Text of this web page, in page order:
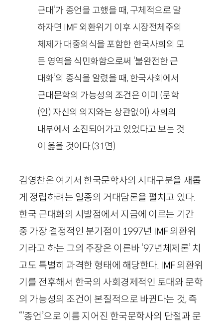
근대’가 종언을 고했을 때, 구체적으로 말
하자면 IMF외환위기 이후 시장전체주의
체제가 대중의식을 포함한 한국사회의 모
든 영역을 식민화함으로써 ‘불완전한 근
대화’의 종식을 알렸을 때, 한국사회에서
근대문학의 가능성의 조건은 이미 (문학
(인) 자신의 의지와는 상관없이) 사회의
내부에서 소진되어가고 있었다고 보는 것
이 옳을 것이다.(31면)
김영찬은 여기서 한국문학사의 시대구분을 새롭
게 정립하려는 일종의 거대담론을 펼치고 있다.
한국 근대화의 시발점에서 지금에 이르는 기간
중 가장 결정적인 분기점이 1997년 IMF외환위
기라고 하는 그의 주장은 이른바 ‘97년체제론’ 치
고도 특별히 과격한 형태에 해당한다. IMF외환위
기를 전후해서 한국의 사회경제적인 토대와 문학
의 가능성의 조건이 본질적으로 바뀐다는 것, 즉
“‘종언’으로 이름 지어진 한국문학사의 단절과 문